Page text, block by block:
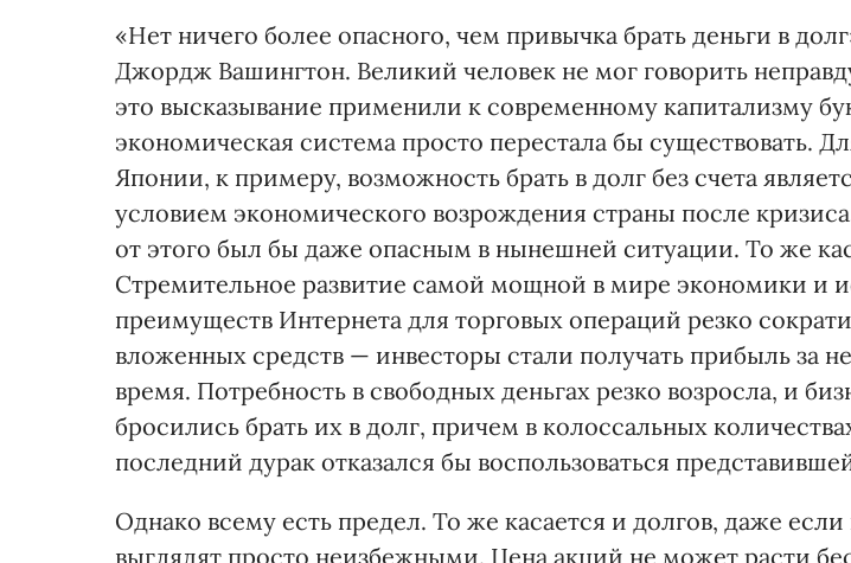
«Нет ничего более опасного, чем привычка брать деньги в
Джордж Вашингтон. Великий человек не мог говорить
это высказывание применили к современному капитализму
экономическая система просто перестала бы существовать.
Японии, к примеру, возможность брать в долг без счета
условием экономического возрождения страны после
от этого был бы даже опасным в нынешней ситуации. То же
Стремительное развитие самой мощной в мире экономики и
преимуществ Интернета для торговых операций резко
вложенных средств — инвесторы стали получать прибыль за
время. Потребность в свободных деньгах резко возросла, и
бросились брать их в долг, причем в колоссальных
последний дурак отказался бы воспользоваться
Однако всему есть предел. То же касается и долгов, даже
выглядят просто неизбежными. Цена акций не может расти